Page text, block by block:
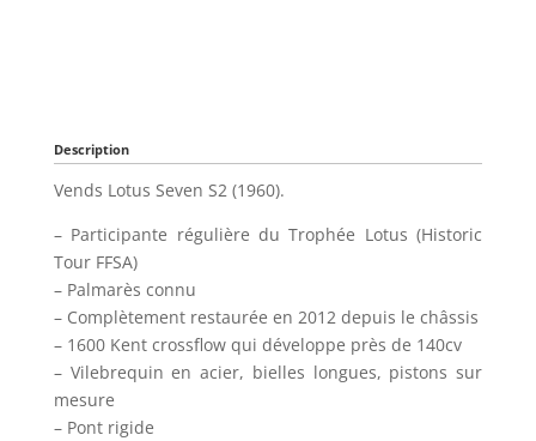
Description
Vends Lotus Seven S2 (1960).
– Participante régulière du Trophée Lotus (Historic
Tour FFSA)
– Palmarès connu
– Complètement restaurée en 2012 depuis le châssis
– 1600 Kent crossflow qui développe près de 140cv
– Vilebrequin en acier, bielles longues, pistons sur
mesure
– Pont rigide